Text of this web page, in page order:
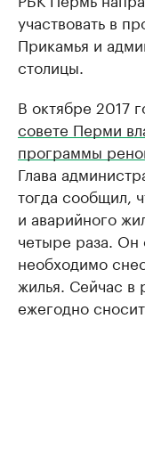
участвовать в
Прикамья и
столицы.
В октябре 2017
совете Перми
программы
Глава
тогда сообщил,
и аварийного
четыре раза. Он
необходимо
жилья. Сейчас в
ежегодно